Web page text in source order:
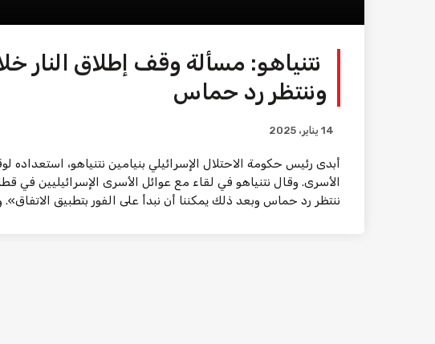
نتنياهو: مسألة وقف إطلاق النار
وننتظر رد حماس
14 يناير، 2025
أبدى رئيس حكومة الاحتلال الإسرائيلي بنيامين نتنياهو،
الأسرى. وقال نتنياهو في لقاء مع عوائل الأسرى الإسرائيليين في
ننتظر رد حماس وبعد ذلك يمكننا أن نبدأ على الفور بتطبيق